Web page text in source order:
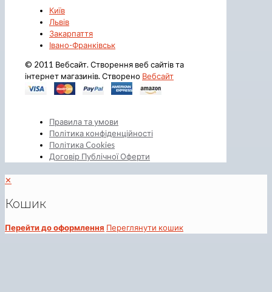
Київ
Львів
Закарпаття
Івано-Франківськ
© 2011 Вебсайт. Створення веб сайтів та
інтернет магазинів. Створено Вебсайт
Правила та умови
Політика конфіденційності
Політика Cookies
Договір Публічної Оферти
✕
Кошик
Перейти до оформлення Переглянути кошик